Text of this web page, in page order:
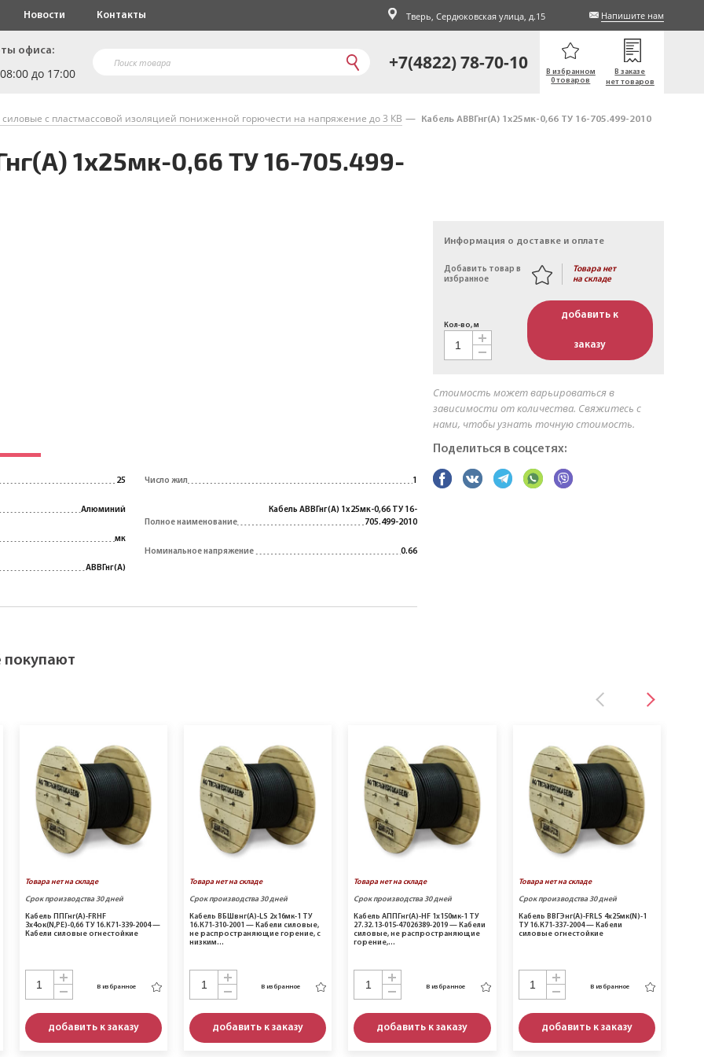
Новости Контакты Тверь, Сердюковская улица, д.15 Напишите нам
офиса:
до 17:00 +7(4822) 78-70-10
В избранном
0 товаров
В заказе
нет товаров
силовые с пластмассовой изоляцией пониженной горючести на напряжение до 3 КВ Кабель АВВГнг(A) 1х25мк-0,66 ТУ 16-705.499-2010
1х25мк-0,66 ТУ 16-705.499-
Информация о доставке и оплате
Добавить товар в
избранное
Товара нет
на складе
Кол-во, м
добавить к
заказу
Стоимость может варьироваться в
зависимости от количества. Свяжитесь с
нами, чтобы узнать точную стоимость.
Поделиться в соцсетях:
25
Алюминий
мк
АВВГнг(A)
Число жил 1
Полное наименование
Кабель АВВГнг(A) 1х25мк-0,66 ТУ 16-
705.499-2010
Номинальное напряжение 0.66
покупают
Товара нет на складе
Срок производства 30 дней
Кабель ППГнг(A)-FRHF
3х4ок(N,PE)-0,66 ТУ 16.К71-339-2004 —
Кабели силовые огнестойкие
В избранное
добавить к заказу
Товара нет на складе
Срок производства 30 дней
Кабель ВБШвнг(A)-LS 2х16мк-1 ТУ
16.К71-310-2001 — Кабели силовые,
не распространяющие горение, с
низким…
В избранное
добавить к заказу
Товара нет на складе
Срок производства 30 дней
Кабель АППГнг(A)-HF 1х150мк-1 ТУ
27.32.13-015-47026389-2019 — Кабели
силовые, не распространяющие
горение,…
В избранное
добавить к заказу
Товара нет на складе
Срок производства 30 дней
Кабель ВВГЭнг(A)-FRLS 4х25мк(N)-1
ТУ 16.К71-337-2004 — Кабели
силовые огнестойкие
В избранное
добавить к заказу